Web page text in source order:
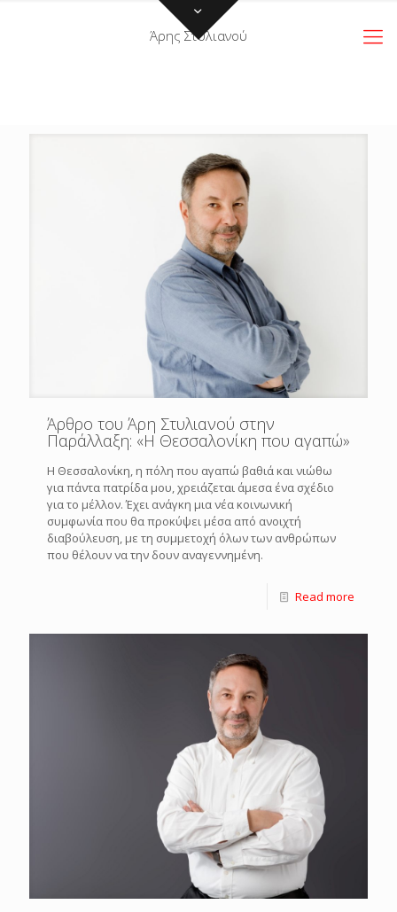
Άρης Στυλιανού
Άρθρο του Άρη Στυλιανού στην
Παράλλαξη: «Η Θεσσαλονίκη που αγαπώ»
Η Θεσσαλονίκη, η πόλη που αγαπώ βαθιά και νιώθω
για πάντα πατρίδα μου, χρειάζεται άμεσα ένα σχέδιο
για το μέλλον. Έχει ανάγκη μια νέα κοινωνική
συμφωνία που θα προκύψει μέσα από ανοιχτή
διαβούλευση, με τη συμμετοχή όλων των ανθρώπων
που θέλουν να την δουν αναγεννημένη.
Read more